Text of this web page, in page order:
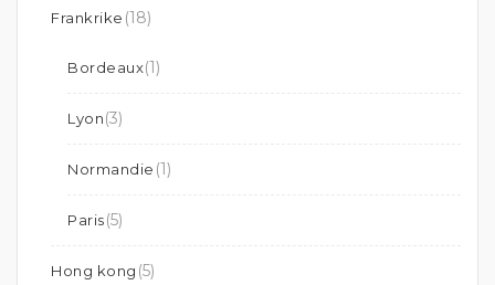
Frankrike (18)
Bordeaux(1)
Lyon(3)
Normandie (1)
Paris(5)
Hong kong (5)